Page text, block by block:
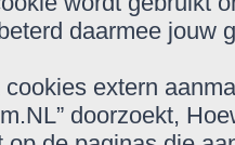
daarmee jouw
extern
doorzoekt,